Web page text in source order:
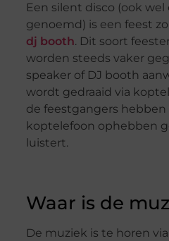
Een silent disco (ook wel
genoemd) is een feest
dj booth. Dit soort
worden steeds vaker
speaker of DJ booth
wordt gedraaid via
de feestgangers hebben
koptelefoon ophebben
luistert.
Waar is de
De muziek is te horen